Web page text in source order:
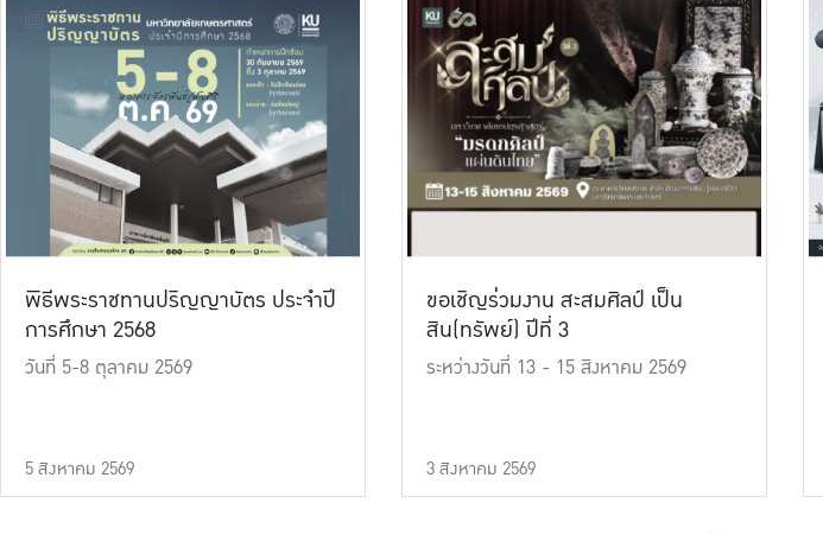
พิธีพระราชทานปริญญาบัตร ประจำปี
การศึกษา 2568
วันที่ 5-8 ตุลาคม 2569
5 สิงหาคม 2569
ขอเชิญร่วมงาน สะสมศิลป์ เป็น
สิน(ทรัพย์) ปีที่ 3
ระหว่างวันที่ 13 - 15 สิงหาคม 2569
3 สิงหาคม 2569